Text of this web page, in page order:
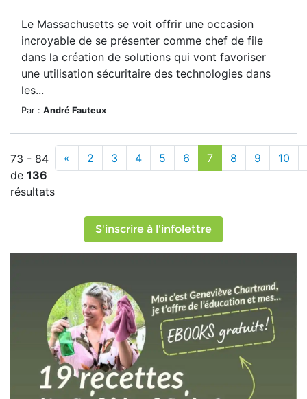
Le Massachusetts se voit offrir une occasion
incroyable de se présenter comme chef de file
dans la création de solutions qui vont favoriser
une utilisation sécuritaire des technologies dans
les...
Par : André Fauteux
73 - 84
de 136
résultats
« 2 3 4 5 6 7 8 9 10
S'inscrire à l'infolettre